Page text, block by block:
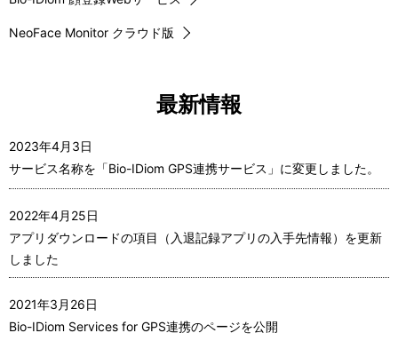
NeoFace Monitor クラウド版
最新情報
2023年4月3日
サービス名称を「Bio-IDiom GPS連携サービス」に変更しました。
2022年4月25日
アプリダウンロードの項目（入退記録アプリの入手先情報）を更新
しました
2021年3月26日
Bio-IDiom Services for GPS連携のページを公開